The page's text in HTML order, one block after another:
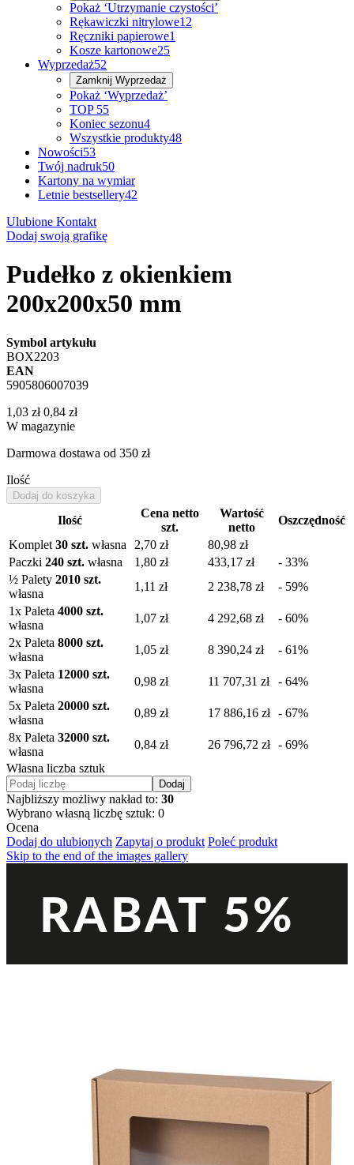
Pokaż ‘Utrzymanie czystości’
Rękawiczki nitrylowe12
Ręczniki papierowe1
Kosze kartonowe25
Wyprzedaż52
Zamknij Wyprzedaż
Pokaż ‘Wyprzedaż’
TOP 55
Koniec sezonu4
Wszystkie produkty48
Nowości53
Twój nadruk50
Kartony na wymiar
Letnie bestsellery42
Ulubione Kontakt
Dodaj swoją grafikę
Pudełko z okienkiem
200x200x50 mm
Symbol artykułu
BOX2203
EAN
5905806007039
1,03 zł 0,84 zł
W magazynie
Darmowa dostawa od 350 zł
Ilość
Dodaj do koszyka
Ilość
Cena netto
szt.
Wartość
netto
Oszczędność
Komplet 30 szt. własna 2,70 zł
80,98 zł
Paczki 240 szt. własna 1,80 zł 433,17 zł
- 33%
½ Palety 2010 szt.
własna
1,11 zł 2 238,78 zł
- 59%
1x Paleta 4000 szt.
własna
1,07 zł 4 292,68 zł
- 60%
2x Paleta 8000 szt.
własna
1,05 zł 8 390,24 zł
- 61%
3x Paleta 12000 szt.
własna
0,98 zł 11 707,31 zł
- 64%
5x Paleta 20000 szt.
własna
0,89 zł 17 886,16 zł - 67%
8x Paleta 32000 szt.
własna
0,84 zł 26 796,72 zł - 69%
Własna liczba sztuk
Dodaj
Najbliższy możliwy nakład to: 30
Wybrano własną liczbę sztuk: 0
Ocena
Dodaj do ulubionych Zapytaj o produkt Poleć produkt
Skip to the end of the images gallery